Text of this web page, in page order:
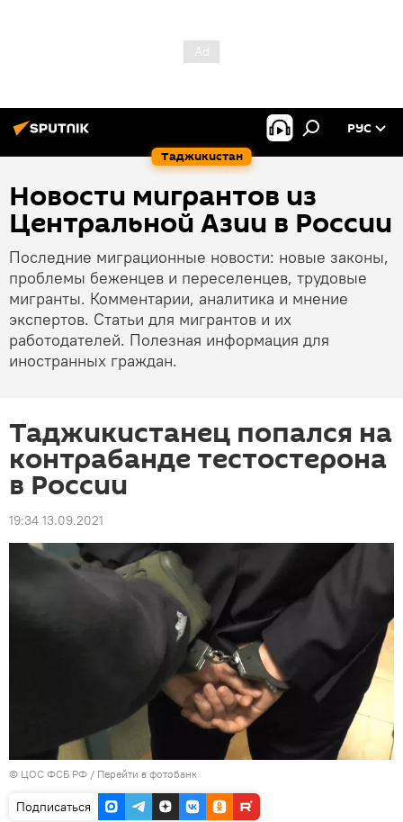
Таджикистан
РУС
Новости мигрантов из
Центральной Азии в России
Последние миграционные новости: новые законы,
проблемы беженцев и переселенцев, трудовые
мигранты. Комментарии, аналитика и мнение
экспертов. Статьи для мигрантов и их
работодателей. Полезная информация для
иностранных граждан.
Таджикистанец попался на
контрабанде тестостерона
в России
19:34 13.09.2021
© ЦОС ФСБ РФ / Перейти в фотобанк
Подписаться